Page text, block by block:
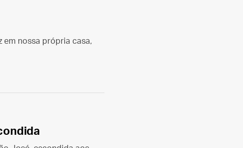
em nossa própria casa,